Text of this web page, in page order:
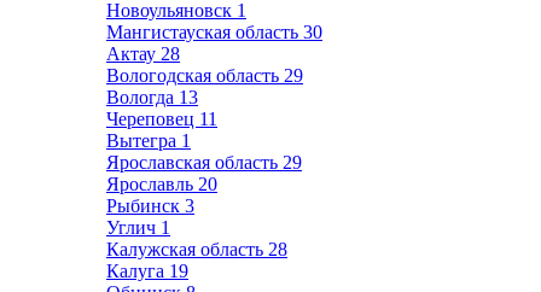
Новоульяновск 1
Мангистауская область 30
Актау 28
Вологодская область 29
Вологда 13
Череповец 11
Вытегра 1
Ярославская область 29
Ярославль 20
Рыбинск 3
Углич 1
Калужская область 28
Калуга 19